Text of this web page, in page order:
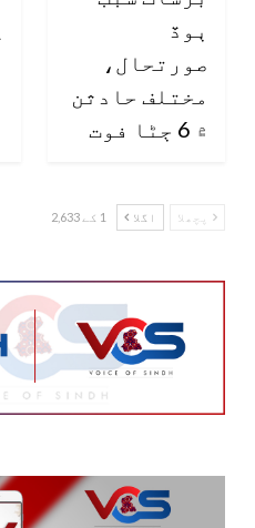
ٻوڏ
صورتحال،
مختلف حادثن
۾ 6 ڄڻا فوت
پچھلا اگلا 1 کے 2,633